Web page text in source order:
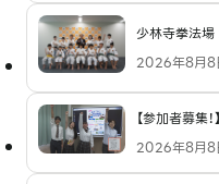
少林寺拳法
2026年8月8
【参加者募集
2026年8月8